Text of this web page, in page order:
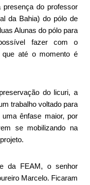
do professor
da Bahia) do pólo de
Alunas do pólo para
fazer com o
que até o momento é
do licuri, a
trabalho voltado para
ênfase maior, por
se mobilizando na
da FEAM, o senhor
Marcelo. Ficaram